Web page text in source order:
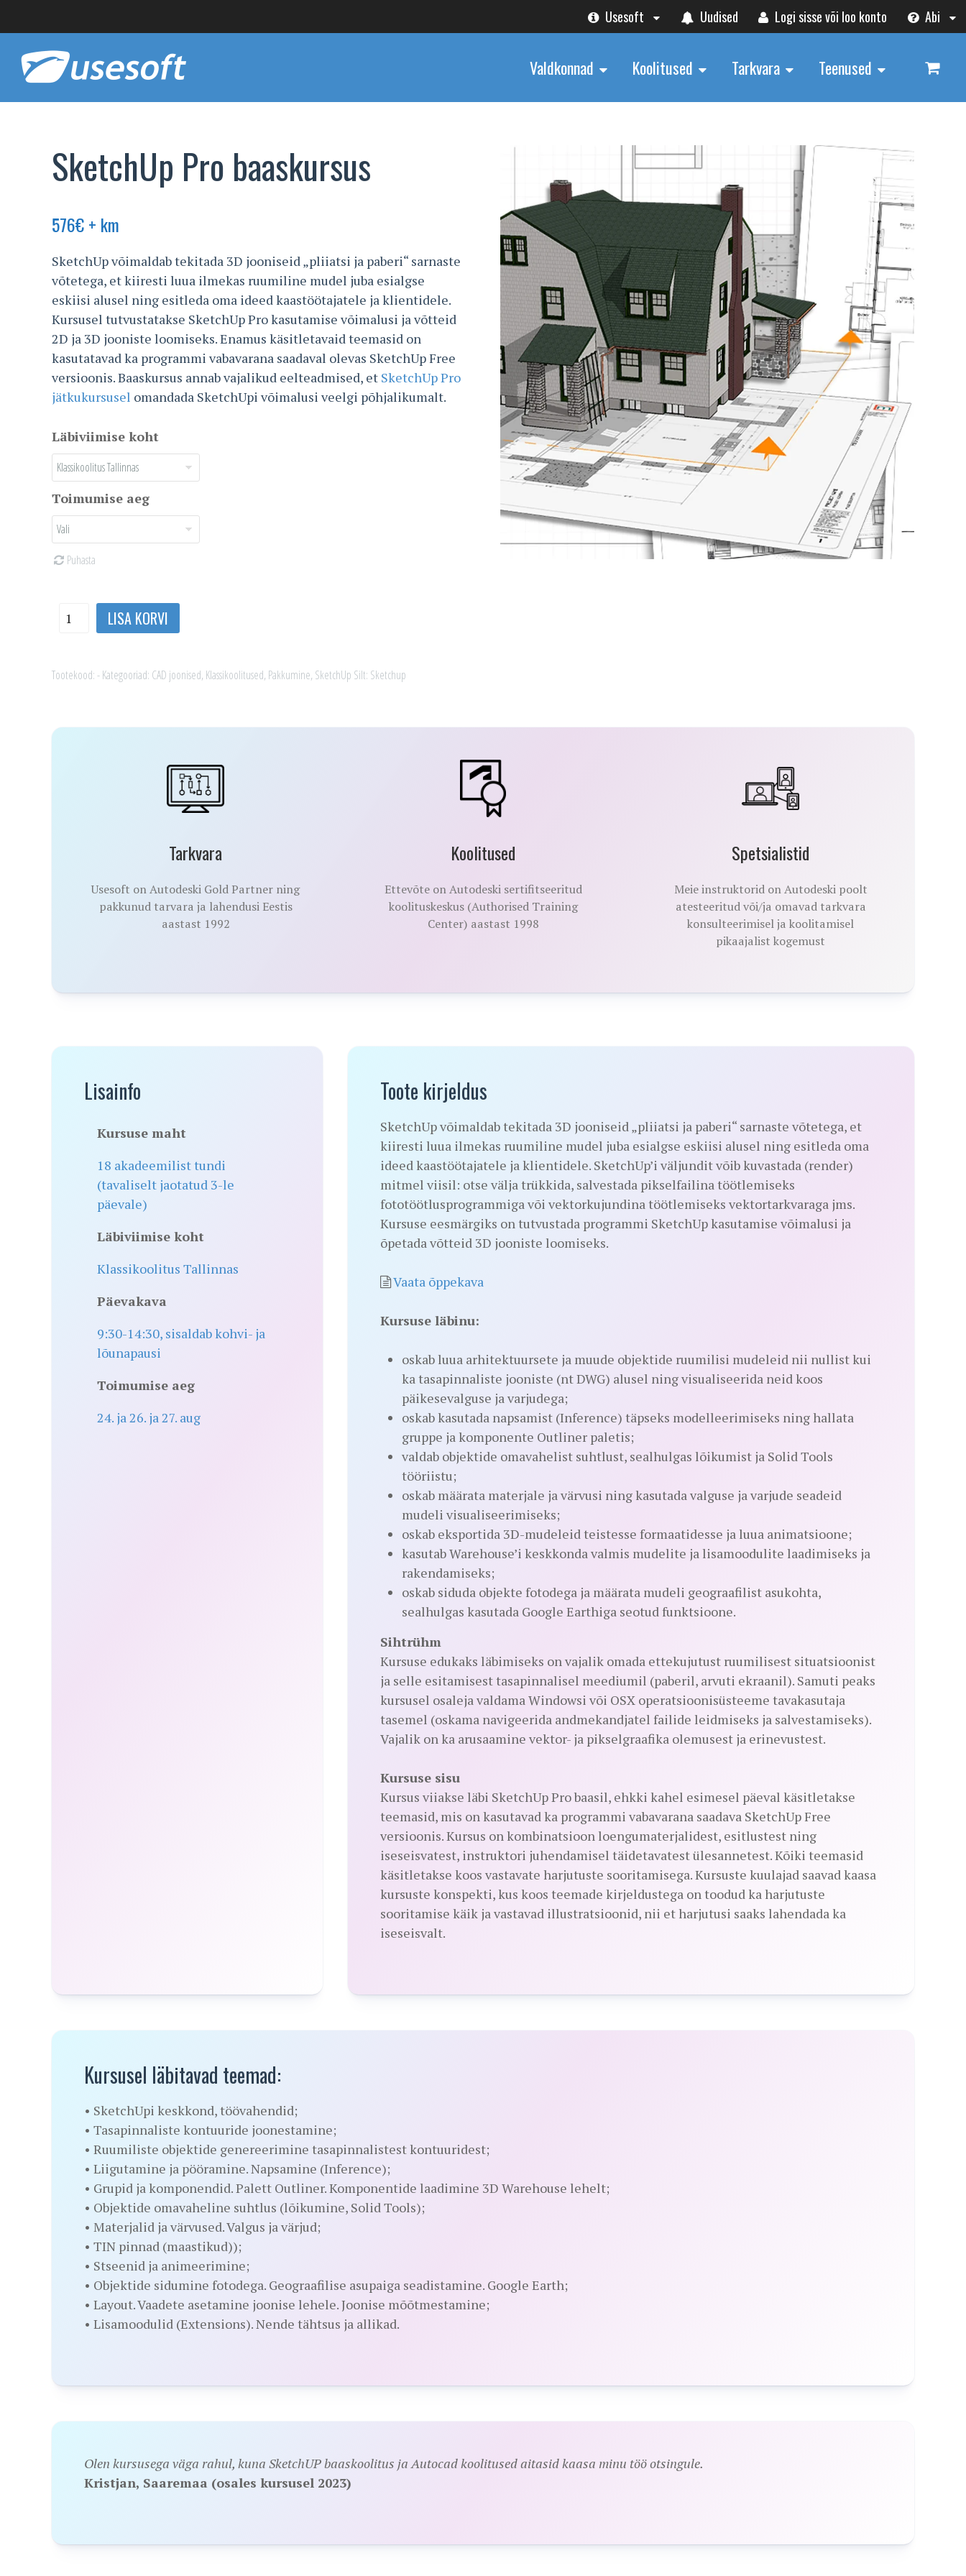
Usesoft Uudised Logi sisse või loo konto Abi
Valdkonnad Koolitused Tarkvara Teenused
SketchUp Pro baaskursus
576€+ km
SketchUp võimaldab tekitada 3D jooniseid „pliiatsi ja paberi“ sarnaste
võtetega, et kiiresti luua ilmekas ruumiline mudel juba esialgse
eskiisi alusel ning esitleda oma ideed kaastöötajatele ja klientidele.
Kursusel tutvustatakse SketchUp Pro kasutamise võimalusi ja võtteid
2D ja 3D jooniste loomiseks. Enamus käsitletavaid teemasid on
kasutatavad ka programmi vabavarana saadaval olevas SketchUp Free
versioonis. Baaskursus annab vajalikud eelteadmised, et SketchUp Pro
jätkukursusel omandada SketchUpi võimalusi veelgi põhjalikumalt.
Läbiviimise koht
Toimumise aeg
Puhasta
SketchUp
kogus
LISA KORVI
Tootekood:-Kategooriad: CAD joonised, Klassikoolitused, Pakkumine, SketchUp Silt: Sketchup
Tarkvara
Usesoft on Autodeski Gold Partner ning
pakkunud tarvara ja lahendusi Eestis
aastast 1992
Koolitused
Ettevõte on Autodeski sertifitseeritud
koolituskeskus (Authorised Training
Center) aastast 1998
Spetsialistid
Meie instruktorid on Autodeski poolt
atesteeritud või/ja omavad tarkvara
konsulteerimisel ja koolitamisel
pikaajalist kogemust
Lisainfo
Kursuse maht
18 akadeemilist tundi
(tavaliselt jaotatud 3-le
päevale)
Läbiviimise koht
Klassikoolitus Tallinnas
Päevakava
9:30-14:30, sisaldab kohvi- ja
lõunapausi
Toimumise aeg
24. ja 26. ja 27. aug
Toote kirjeldus
SketchUp võimaldab tekitada 3D jooniseid „pliiatsi ja paberi“ sarnaste võtetega, et
kiiresti luua ilmekas ruumiline mudel juba esialgse eskiisi alusel ning esitleda oma
ideed kaastöötajatele ja klientidele. SketchUp’i väljundit võib kuvastada (render)
mitmel viisil: otse välja trükkida, salvestada pikselfailina töötlemiseks
fototöötlusprogrammiga või vektorkujundina töötlemiseks vektortarkvaraga jms.
Kursuse eesmärgiks on tutvustada programmi SketchUp kasutamise võimalusi ja
õpetada võtteid 3D jooniste loomiseks.
Vaata õppekava
Kursuse läbinu:
oskab luua arhitektuursete ja muude objektide ruumilisi mudeleid nii nullist kui
ka tasapinnaliste jooniste (nt DWG) alusel ning visualiseerida neid koos
päikesevalguse ja varjudega;
oskab kasutada napsamist (Inference) täpseks modelleerimiseks ning hallata
gruppe ja komponente Outliner paletis;
valdab objektide omavahelist suhtlust, sealhulgas lõikumist ja Solid Tools
tööriistu;
oskab määrata materjale ja värvusi ning kasutada valguse ja varjude seadeid
mudeli visualiseerimiseks;
oskab eksportida 3D-mudeleid teistesse formaatidesse ja luua animatsioone;
kasutab Warehouse’i keskkonda valmis mudelite ja lisamoodulite laadimiseks ja
rakendamiseks;
oskab siduda objekte fotodega ja määrata mudeli geograafilist asukohta,
sealhulgas kasutada Google Earthiga seotud funktsioone.
Sihtrühm
Kursuse edukaks läbimiseks on vajalik omada ettekujutust ruumilisest situatsioonist
ja selle esitamisest tasapinnalisel meediumil (paberil, arvuti ekraanil). Samuti peaks
kursusel osaleja valdama Windowsi või OSX operatsioonisüsteeme tavakasutaja
tasemel (oskama navigeerida andmekandjatel failide leidmiseks ja salvestamiseks).
Vajalik on ka arusaamine vektor- ja pikselgraafika olemusest ja erinevustest.
Kursuse sisu
Kursus viiakse läbi SketchUp Pro baasil, ehkki kahel esimesel päeval käsitletakse
teemasid, mis on kasutavad ka programmi vabavarana saadava SketchUp Free
versioonis. Kursus on kombinatsioon loengumaterjalidest, esitlustest ning
iseseisvatest, instruktori juhendamisel täidetavatest ülesannetest. Kõiki teemasid
käsitletakse koos vastavate harjutuste sooritamisega. Kursuste kuulajad saavad kaasa
kursuste konspekti, kus koos teemade kirjeldustega on toodud ka harjutuste
sooritamise käik ja vastavad illustratsioonid, nii et harjutusi saaks lahendada ka
iseseisvalt.
Kursusel läbitavad teemad:
• SketchUpi keskkond, töövahendid;
• Tasapinnaliste kontuuride joonestamine;
• Ruumiliste objektide genereerimine tasapinnalistest kontuuridest;
• Liigutamine ja pööramine. Napsamine (Inference);
• Grupid ja komponendid. Palett Outliner. Komponentide laadimine 3D Warehouse lehelt;
• Objektide omavaheline suhtlus (lõikumine, Solid Tools);
• Materjalid ja värvused. Valgus ja värjud;
• TIN pinnad (maastikud));
• Stseenid ja animeerimine;
• Objektide sidumine fotodega. Geograafilise asupaiga seadistamine. Google Earth;
• Layout. Vaadete asetamine joonise lehele. Joonise mõõtmestamine;
• Lisamoodulid (Extensions). Nende tähtsus ja allikad.
Olen kursusega väga rahul, kuna SketchUP baaskoolitus ja Autocad koolitused aitasid kaasa minu töö otsingule.
Kristjan, Saaremaa (osales kursusel 2023)